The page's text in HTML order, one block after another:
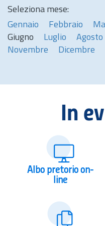
Seleziona mese:
Gennaio
Febbraio
Giugno
Luglio Agosto
Novembre
Dicembre
In
Albo pretorio on-
line